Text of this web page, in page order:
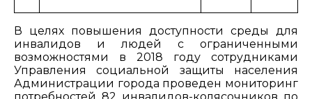
В целях повышения доступности среды для
инвалидов и людей с ограниченными
возможностями в 2018 году сотрудниками
Управления социальной защиты населения
Администрации города проведен мониторинг